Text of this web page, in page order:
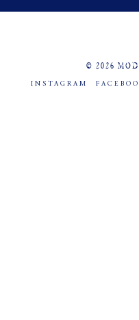
© 2026
INSTAGRAM